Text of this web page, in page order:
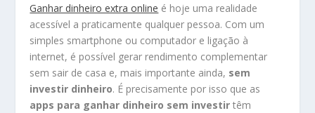
Ganhar dinheiro extra online é hoje uma realidade
acessível a praticamente qualquer pessoa. Com um
simples smartphone ou computador e ligação à
internet, é possível gerar rendimento complementar
sem sair de casa e, mais importante ainda, sem
investir dinheiro. É precisamente por isso que as
apps para ganhar dinheiro sem investir têm